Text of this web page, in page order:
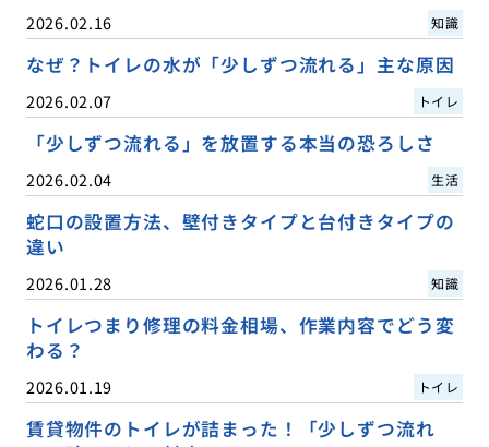
2026.02.16 知識
なぜ？トイレの水が「少しずつ流れる」主な原因
2026.02.07 トイレ
「少しずつ流れる」を放置する本当の恐ろしさ
2026.02.04 生活
蛇口の設置方法、壁付きタイプと台付きタイプの
違い
2026.01.28 知識
トイレつまり修理の料金相場、作業内容でどう変
わる？
2026.01.19 トイレ
賃貸物件のトイレが詰まった！「少しずつ流れ